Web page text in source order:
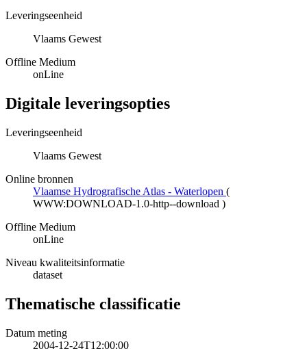
Leveringseenheid
Vlaams Gewest
Offline Medium
onLine
Digitale leveringsopties
Leveringseenheid
Vlaams Gewest
Online bronnen
Vlaamse Hydrografische Atlas - Waterlopen (
WWW:DOWNLOAD-1.0-http--download )
Offline Medium
onLine
Niveau kwaliteitsinformatie
dataset
Thematische classificatie
Datum meting
2004-12-24T12:00:00